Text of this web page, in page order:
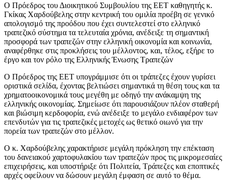
Ο Πρόεδρος του Διοικητικού Συμβουλίου της ΕΕΤ καθηγητής κ.
Γκίκας Χαρδούβελης στην κεντρική του ομιλία προέβη σε γενικό
απολογισμό της προόδου που έχει συντελεστεί στο ελληνικό
τραπεζικό σύστημα τα τελευταία χρόνια, ανέδειξε τη σημαντική
προσφορά των τραπεζών στην ελληνική οικονομία και κοινωνία,
αναφέρθηκε στις προκλήσεις του μέλλοντος, και, τέλος, εξήρε το
έργο και τον ρόλο της Ελληνικής Ένωσης Τραπεζών
Ο Πρόεδρος της ΕΕΤ υπογράμμισε ότι οι τράπεζες έχουν γυρίσει
οριστικά σελίδα, έχοντας βελτιώσει σημαντικά τη θέση τους και τα
χρηματοοικονομικά τους μεγέθη με οδηγό την ανάκαμψη της
ελληνικής οικονομίας. Σημείωσε ότι παρουσιάζουν πλέον σταθερή
και βιώσιμη κερδοφορία, ενώ ανέδειξε το μεγάλο ενδιαφέρον των
επενδυτών για τις τραπεζικές μετοχές ως θετικό οιωνό για την
πορεία των τραπεζών στο μέλλον.
Ο κ. Χαρδούβελης χαρακτήρισε μεγάλη πρόκληση την επέκταση
του δανειακού χαρτοφυλακίου των τραπεζών προς τις μικρομεσαίες
επιχειρήσεις, και υποστήριξε ότι Πολιτεία, Τράπεζες και εποπτικές
αρχές οφείλουν να δώσουν μεγάλη έμφαση σε αυτό το θέμα.